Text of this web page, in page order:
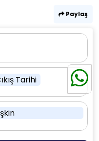
Paylaş
Tarihi